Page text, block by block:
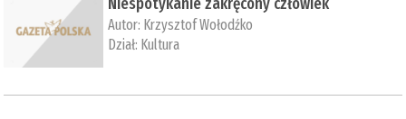
Autor: Krzysztof Wołodźko
Dział: Kultura